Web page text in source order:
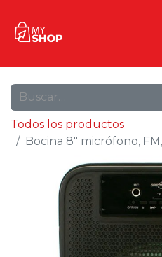
Todos los productos
Bocina 8" micrófono,